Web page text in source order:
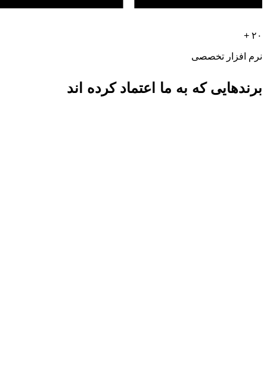
۲۰ +
نرم افزار تخصصی
برندهایی که به ما اعتماد کرده اند